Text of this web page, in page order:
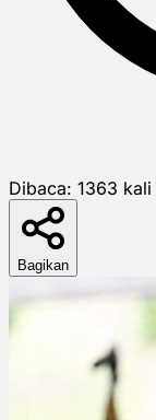
Dibaca: 1363 kali
Bagikan